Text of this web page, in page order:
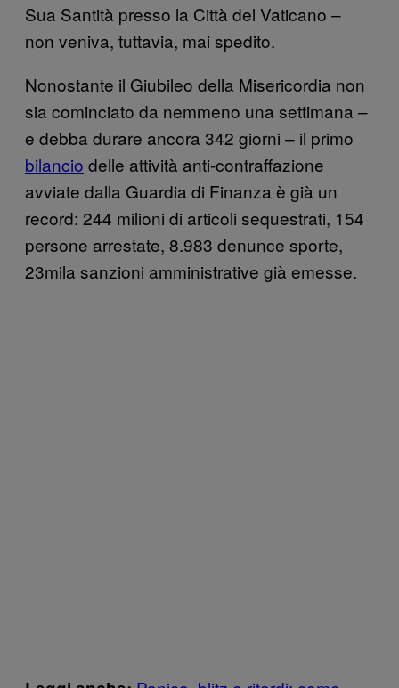
Sua Santità presso la Città del Vaticano –
non veniva, tuttavia, mai spedito.
Nonostante il Giubileo della Misericordia non
sia cominciato da nemmeno una settimana –
e debba durare ancora 342 giorni – il primo
bilancio delle attività anti-contraffazione
avviate dalla Guardia di Finanza è già un
record: 244 milioni di articoli sequestrati, 154
persone arrestate, 8.983 denunce sporte,
23mila sanzioni amministrative già emesse.